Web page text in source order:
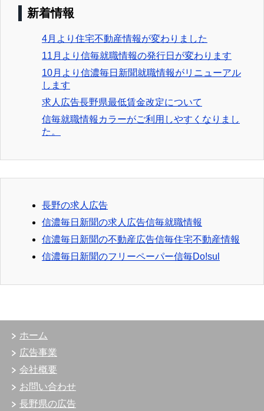
新着情報
4月より住宅不動産情報が変わりました
11月より信毎就職情報の発行日が変わります
10月より信濃毎日新聞就職情報がリニューアル
します
求人広告長野県最低賃金改定について
信毎就職情報カラーがご利用しやすくなりまし
た。
長野の求人広告
信濃毎日新聞の求人広告信毎就職情報
信濃毎日新聞の不動産広告信毎住宅不動産情報
信濃毎日新聞のフリーペーパー信毎Do!sul
ホーム
広告事業
会社概要
お問い合わせ
長野県の広告